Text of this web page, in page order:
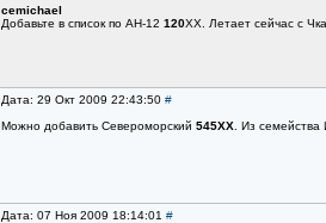
cemichael
Добавьте в список по АН-12 120ХХ. Летает сейчас с
Дата: 29 Окт 2009 22:43:50 #
Можно добавить Североморский 545ХХ . Из
Дата: 07 Ноя 2009 18:14:01 #